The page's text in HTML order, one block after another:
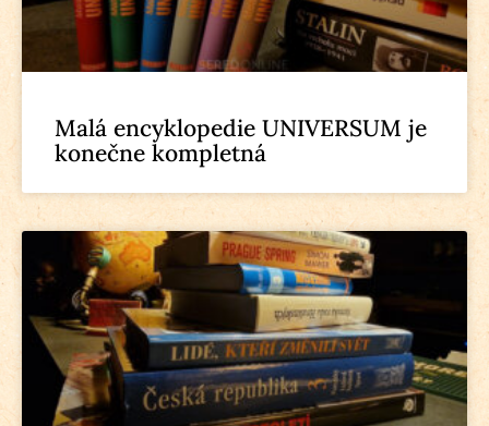
Malá encyklopedie UNIVERSUM je
konečne kompletná